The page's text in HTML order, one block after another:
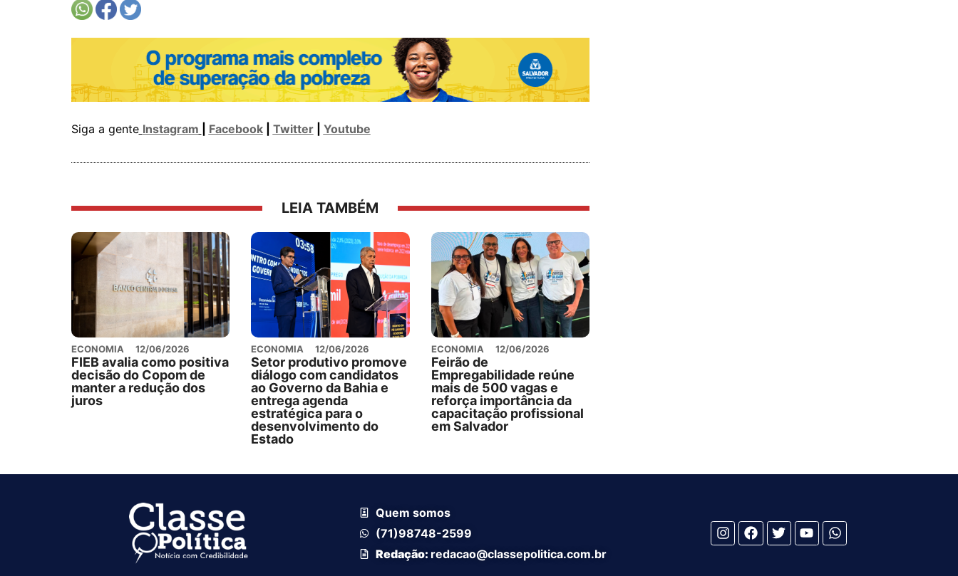
Siga a gente Instagram Facebook| Twitter| Youtube
LEIA TAMBÉM
ECONOMIA 12/06/2026
FIEB avalia como positiva
decisão do Copom de
manter a redução dos
juros
ECONOMIA 12/06/2026
Setor produtivo promove
diálogo com candidatos
ao Governo da Bahia e
entrega agenda
estratégica para o
desenvolvimento do
Estado
ECONOMIA 12/06/2026
Feirão de
Empregabilidade reúne
mais de 500 vagas e
reforça importância da
capacitação profissional
em Salvador
Quem somos
(71)98748-2599
Redação: redacao@classepolitica.com.br